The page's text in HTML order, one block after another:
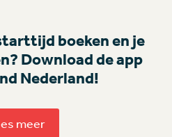
boeken en je
Download de app
Nederland!
meer